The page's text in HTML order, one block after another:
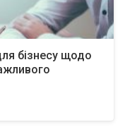
бізнесу щодо